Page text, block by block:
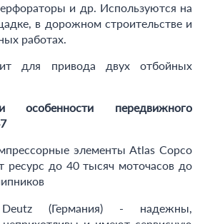
и др. Используются на
в дорожном строительстве и
работах.
для привода двух отбойных
особенности передвижного
элементы Atlas Copco
ресурс до 40 тысяч моточасов до
Deutz (Германия) - надежны,